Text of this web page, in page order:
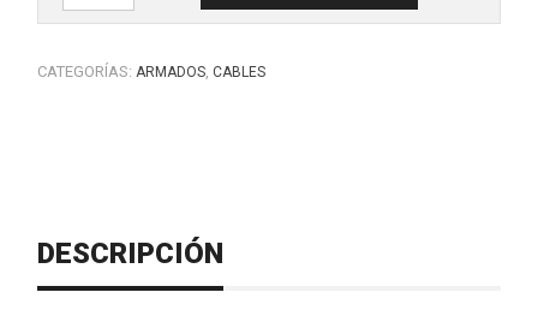
CATEGORÍAS: ARMADOS CABLES
DESCRIPCIÓN